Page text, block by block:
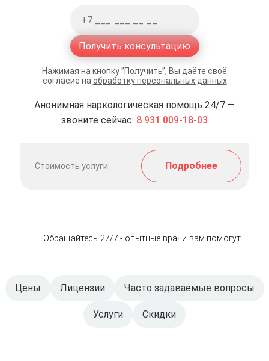
Получить консультацию
Нажимая на кнопку ”Получить”, Вы даёте своё
согласие на обработку персональных данных
Анонимная наркологическая помощь 24/7 —
звоните сейчас: 8 931 009-18-03
Стоимость услуги: Подробнее
Обращайтесь 27/7 - опытные врачи вам помогут
Цены Лицензии Часто задаваемые вопросы
Услуги Скидки